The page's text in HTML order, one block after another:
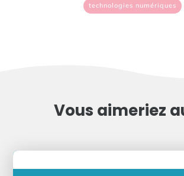
technologies numériques
Vous aimeriez